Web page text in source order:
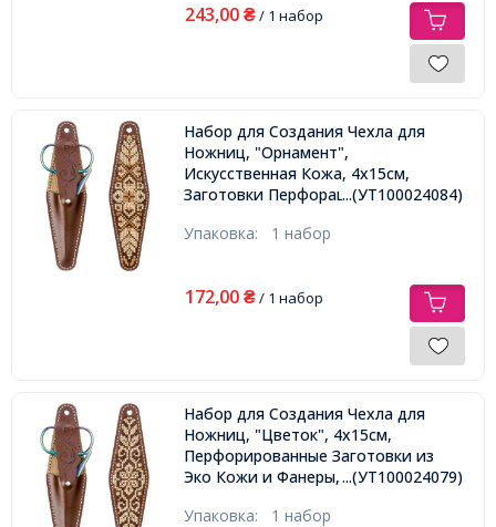
243,00 ₴/ 1 набор
Набор для Создания Чехла для
Ножниц, "Орнамент",
Искусственная Кожа, 4х15см,
Заготовки Перфорация из Эко
...(УТ100024084)
Упаковка: 1 набор
172,00 ₴/ 1 набор
Набор для Создания Чехла для
Ножниц, "Цветок", 4х15см,
Перфорированные Заготовки из
Эко Кожи и Фанеры, Игла, Нить,
...(УТ100024079)
Упаковка: 1 набор